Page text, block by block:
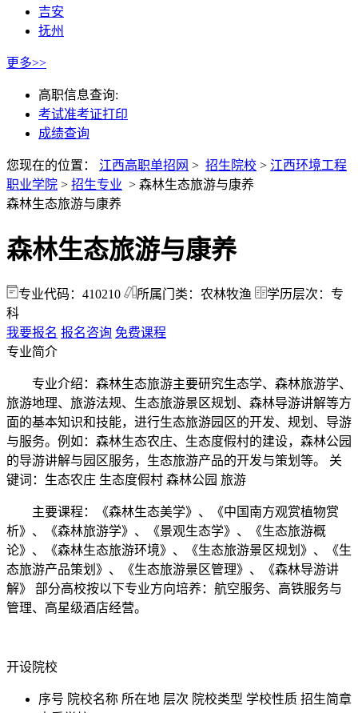
吉安
抚州
更多>>
高职信息查询:
考试准考证打印
成绩查询
您现在的位置： 江西高职单招网 > 招生院校 > 江西环境工程
职业学院 > 招生专业 > 森林生态旅游与康养
森林生态旅游与康养
森林生态旅游与康养
专业代码：410210 所属门类：农林牧渔
学历层次：专
科
我要报名 报名咨询 免费课程
专业简介
专业介绍：森林生态旅游主要研究生态学、森林旅游学、
旅游地理、旅游法规、生态旅游景区规划、森林导游讲解等方
面的基本知识和技能，进行生态旅游园区的开发、规划、导游
与服务。例如：森林生态农庄、生态度假村的建设，森林公园
的导游讲解与园区服务，生态旅游产品的开发与策划等。 关
键词：生态农庄 生态度假村 森林公园 旅游
主要课程：《森林生态美学》、《中国南方观赏植物赏
析》、《森林旅游学》、《景观生态学》、《生态旅游概
论》、《森林生态旅游环境》、《生态旅游景区规划》、《生
态旅游产品策划》、《生态旅游景区管理》、《森林导游讲
解》 部分高校按以下专业方向培养：航空服务、高铁服务与
管理、高星级酒店经营。
开设院校
序号 院校名称 所在地 层次 院校类型 学校性质 招生简章